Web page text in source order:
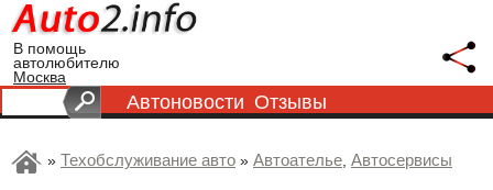
В помощь
автолюбителю
Москва
Автоновости Отзывы
» Техобслуживание авто » Автоателье, Автосервисы